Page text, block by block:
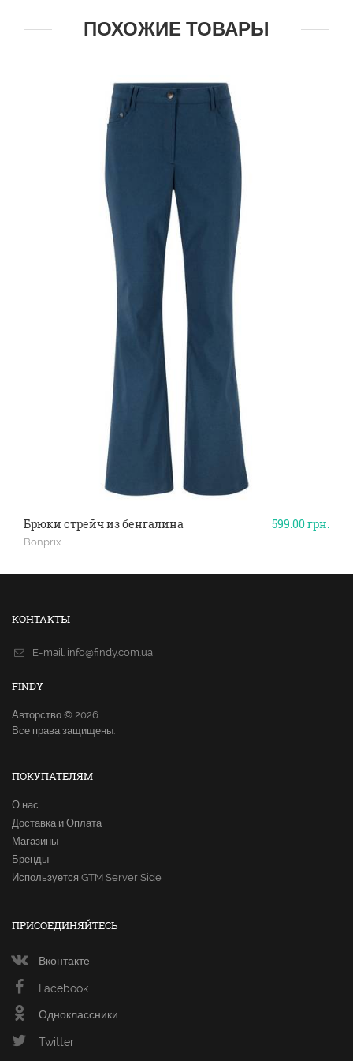
ПОХОЖИЕ ТОВАРЫ
599.00грн.
Брюки стрейч из бенгалина
Bonprix
КОНТАКТЫ
E-mail. info@findy.com.ua
FINDY
Авторство © 2026
Все права защищены.
ПОКУПАТЕЛЯМ
О нас
Доставка и Оплата
Магазины
Бренды
Используется GTM Server Side
ПРИСОЕДИНЯЙТЕСЬ
Вконтакте
Facebook
Одноклассники
Twitter